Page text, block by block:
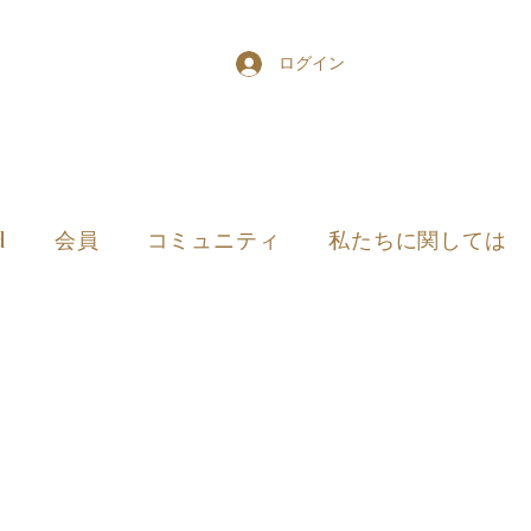
ログイン
会員 コミュニティ
私たちに関しては